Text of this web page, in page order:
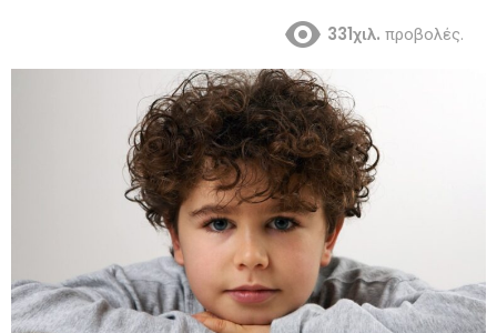
331χιλ. προβολές.